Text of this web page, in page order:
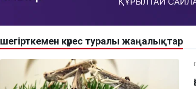
шегірткемен күрес туралы жаңалықтар